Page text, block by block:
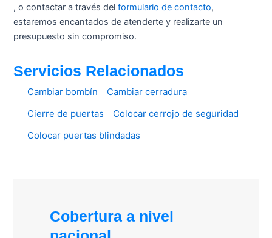
, o contactar a través delformulario de contacto,
estaremos encantados de atenderte y realizarte un
presupuesto sin compromiso.
Servicios Relacionados
Cambiar bombín
Cambiar cerradura
Cierre de puertas
Colocar cerrojo de seguridad
Colocar puertas blindadas
Cobertura a nivel